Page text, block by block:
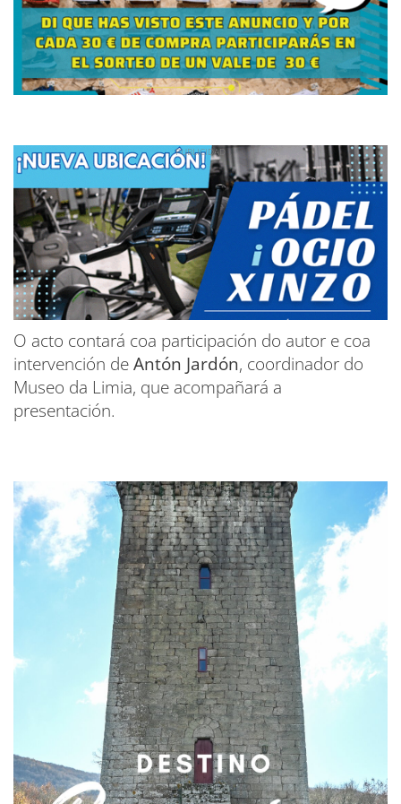
O acto contará coa participación do autor e coa
intervención deAntón Jardón, coordinador do
Museo da Limia, que acompañará a
presentación.